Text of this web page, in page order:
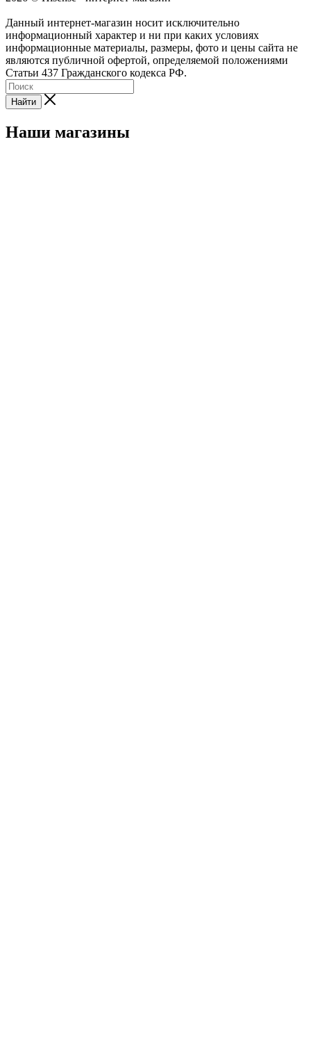
Данный интернет-магазин носит исключительно
информационный характер и ни при каких условиях
информационные материалы, размеры, фото и цены сайта не
являются публичной офертой, определяемой положениями
Статьи 437 Гражданского кодекса РФ.
Найти
Наши магазины